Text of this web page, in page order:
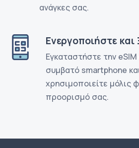
ανάγκες σας.
Ενεργοποιήστε και
Εγκαταστήστε την
συμβατό smartphone
χρησιμοποιείτε μόλις
προορισμό σας.